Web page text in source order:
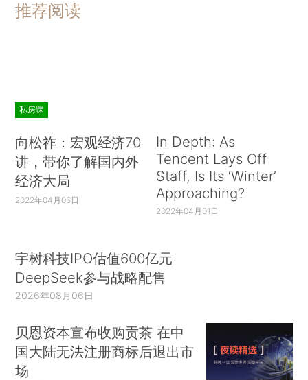
推荐阅读
私房课
向松祚：宏观经济70
讲，带你了解国内外
经济大局
2022年04月06日
In Depth: As
Tencent Lays Off
Staff, Is Its ‘Winter’
Approaching?
2022年04月01日
宇树科技IPO估值600亿元
DeepSeek参与战略配售
2026年08月06日
贝恩资本宣布收购贡茶 在中
国大陆无法注册商标后退出市
场